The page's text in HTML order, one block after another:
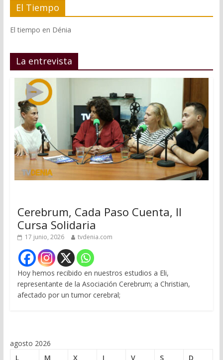
El Tiempo
El tiempo en Dénia
La entrevista
Cerebrum, Cada Paso Cuenta, II
Cursa Solidaria
17 junio, 2026 tvdenia.com
Hoy hemos recibido en nuestros estudios a Eli,
representante de la Asociación Cerebrum; a Christian,
afectado por un tumor cerebral;
agosto 2026
L
M X J V S
D